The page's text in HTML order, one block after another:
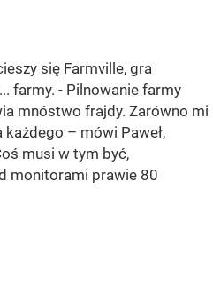
się Farmville, gra
farmy. - Pilnowanie farmy
mnóstwo frajdy. Zarówno mi
– mówi Paweł,
musi w tym być,
monitorami prawie 80